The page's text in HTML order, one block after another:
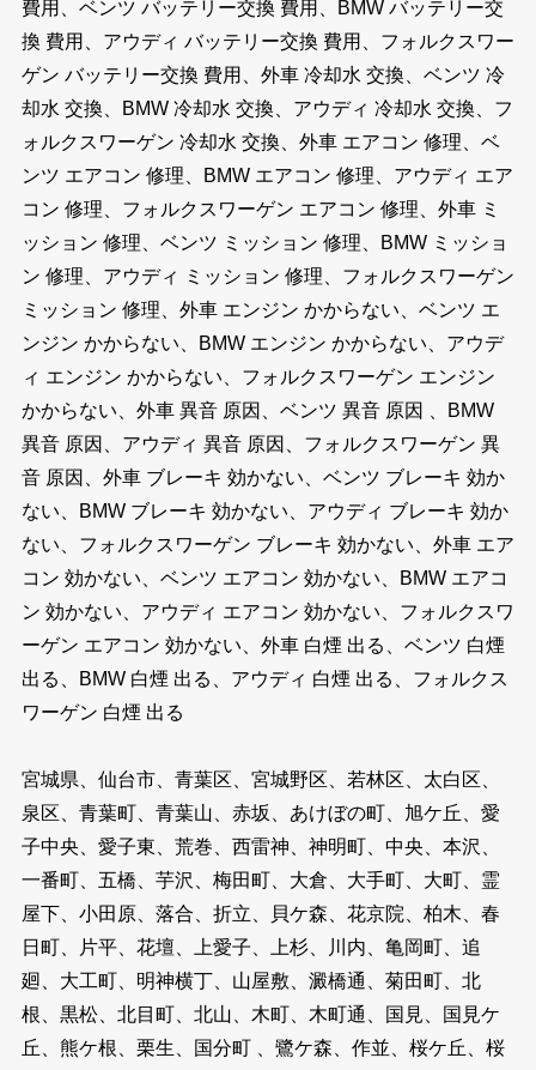
費用、ベンツ バッテリー交換 費用、BMW バッテリー交
換 費用、アウディ バッテリー交換 費用、フォルクスワー
ゲン バッテリー交換 費用、外車 冷却水 交換、ベンツ 冷
却水 交換、BMW 冷却水 交換、アウディ 冷却水 交換、フ
ォルクスワーゲン 冷却水 交換、外車 エアコン 修理、ベ
ンツ エアコン 修理、BMW エアコン 修理、アウディ エア
コン 修理、フォルクスワーゲン エアコン 修理、外車 ミ
ッション 修理、ベンツ ミッション 修理、BMW ミッショ
ン 修理、アウディ ミッション 修理、フォルクスワーゲン
ミッション 修理、外車 エンジン かからない、ベンツ エ
ンジン かからない、BMW エンジン かからない、アウデ
ィ エンジン かからない、フォルクスワーゲン エンジン
かからない、外車 異音 原因、ベンツ 異音 原因 、BMW
異音 原因、アウディ 異音 原因、フォルクスワーゲン 異
音 原因、外車 ブレーキ 効かない、ベンツ ブレーキ 効か
ない、BMW ブレーキ 効かない、アウディ ブレーキ 効か
ない、フォルクスワーゲン ブレーキ 効かない、外車 エア
コン 効かない、ベンツ エアコン 効かない、BMW エアコ
ン 効かない、アウディ エアコン 効かない、フォルクスワ
ーゲン エアコン 効かない、外車 白煙 出る、ベンツ 白煙
出る、BMW 白煙 出る、アウディ 白煙 出る、フォルクス
ワーゲン 白煙 出る
宮城県、仙台市、青葉区、宮城野区、若林区、太白区、
泉区、青葉町、青葉山、赤坂、あけぼの町、旭ケ丘、愛
子中央、愛子東、荒巻、西雷神、神明町、中央、本沢、
一番町、五橋、芋沢、梅田町、大倉、大手町、大町、霊
屋下、小田原、落合、折立、貝ケ森、花京院、柏木、春
日町、片平、花壇、上愛子、上杉、川内、亀岡町、追
廻、大工町、明神横丁、山屋敷、澱橋通、菊田町、北
根、黒松、北目町、北山、木町、木町通、国見、国見ケ
丘、熊ケ根、栗生、国分町 、鷺ケ森、作並、桜ケ丘、桜